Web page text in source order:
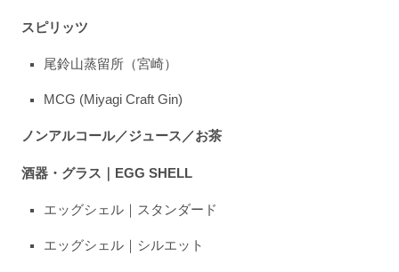
スピリッツ
尾鈴山蒸留所（宮崎）
MCG (Miyagi Craft Gin)
ノンアルコール／ジュース／お茶
酒器・グラス｜EGG SHELL
エッグシェル｜スタンダード
エッグシェル｜シルエット